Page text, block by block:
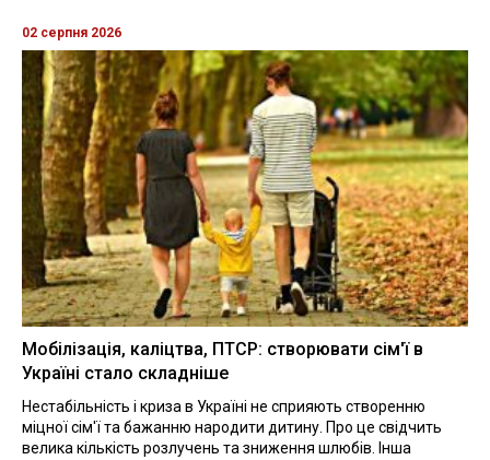
02 серпня 2026
Мобілізація, каліцтва, ПТСР: створювати сім'ї в
Україні стало складніше
Нестабільність і криза в Україні не сприяють створенню
міцної сім'ї та бажанню народити дитину. Про це свідчить
велика кількість розлучень та зниження шлюбів. Інша